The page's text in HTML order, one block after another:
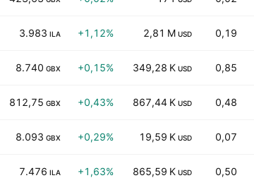
3.983 ILA +1,12% 2,81 M USD 0,19
8.740 GBX +0,15% 349,28 K USD 0,85
812,75 GBX +0,43% 867,44 K USD 0,48
8.093 GBX +0,29% 19,59 K USD 0,07
7.476 ILA +1,63% 865,59 K USD 0,50